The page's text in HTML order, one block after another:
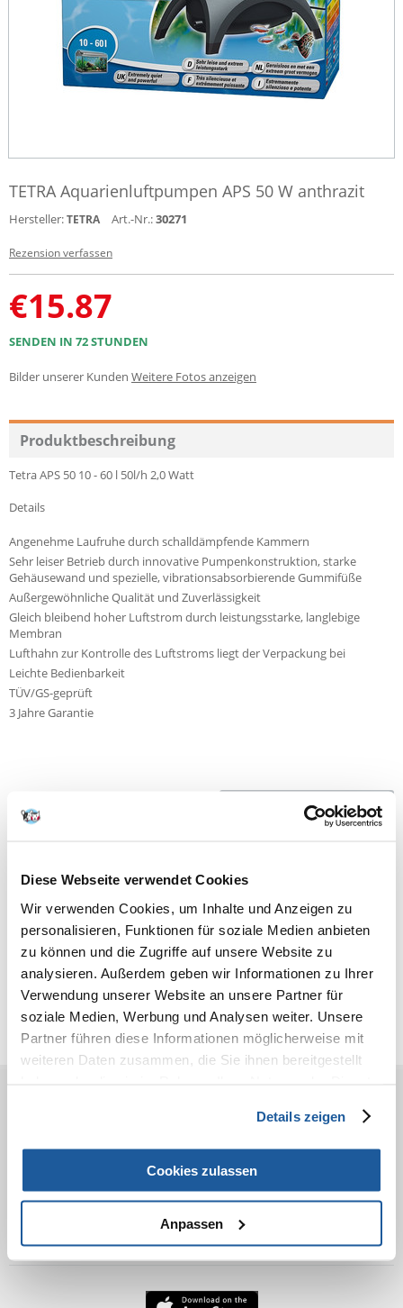
Diese Webseite verwendet Cookies
Wir verwenden Cookies, um Inhalte und Anzeigen zu
personalisieren, Funktionen für soziale Medien anbieten
zu können und die Zugriffe auf unsere Website zu
analysieren. Außerdem geben wir Informationen zu Ihrer
Verwendung unserer Website an unsere Partner für
soziale Medien, Werbung und Analysen weiter. Unsere
Partner führen diese Informationen möglicherweise mit
weiteren Daten zusammen, die Sie ihnen bereitgestellt
Details zeigen
Cookies zulassen
Anpassen
TETRA Aquarienluftpumpen APS 50 W anthrazit
Hersteller:TETRA Art.-Nr.:30271
Rezension verfassen
€15.87
SENDEN IN 72 STUNDEN
Bilder unserer Kunden Weitere Fotos anzeigen
Produktbeschreibung
Tetra APS 50 10 - 60 l 50l/h 2,0 Watt
Details
Angenehme Laufruhe durch schalldämpfende Kammern
Sehr leiser Betrieb durch innovative Pumpenkonstruktion, starke
Gehäusewand und spezielle, vibrationsabsorbierende Gummifüße
Außergewöhnliche Qualität und Zuverlässigkeit
Gleich bleibend hoher Luftstrom durch leistungsstarke, langlebige
Membran
Lufthahn zur Kontrolle des Luftstroms liegt der Verpackung bei
Leichte Bedienbarkeit
TÜV/GS-geprüft
3 Jahre Garantie
NEUE NACHRICHT
Fragen und Antworten (FAQ)
Eigenschaften
Bewertungen
Zusätzliche Fotos
BESTELLEN
NACH DEM KAUF
KONTAKT